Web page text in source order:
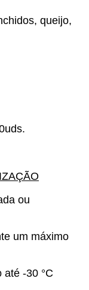
queijo,
ou
um máximo
-30 °C